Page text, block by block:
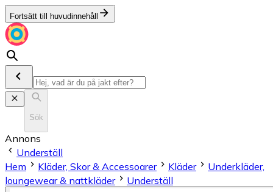
Fortsätt till huvudinnehåll
Sök
Annons
Underställ
Hem
Kläder, Skor & Accessoarer Kläder
Underkläder,
loungewear & nattkläder
Underställ